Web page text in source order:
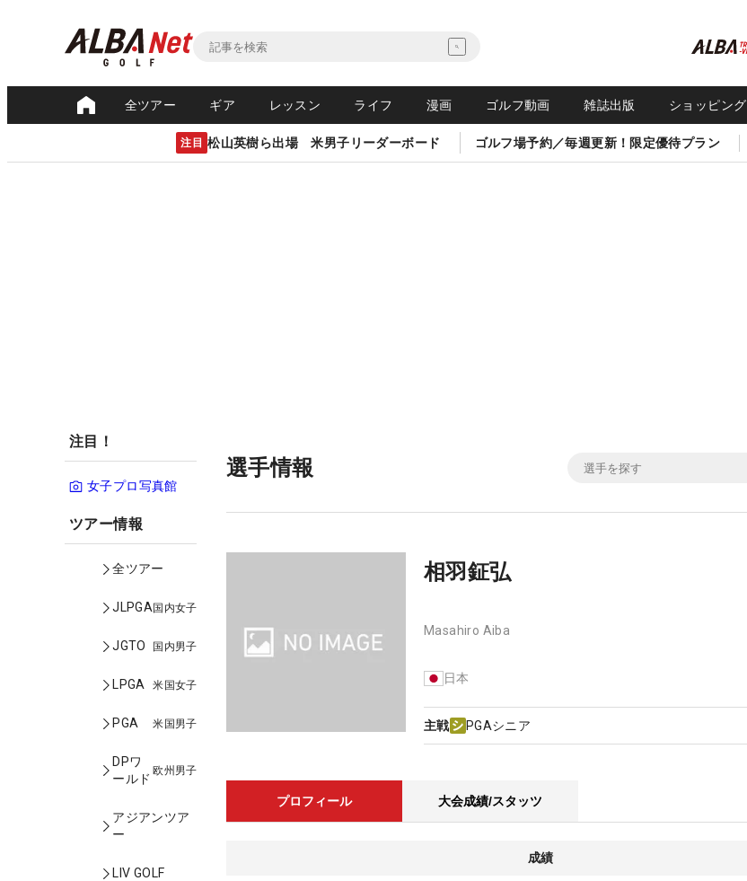
全ツアー ギア レッスン ライフ 漫画 ゴルフ動画 雑誌出版 ショッピング
注目 松山英樹ら出場 米男子リーダーボード ゴルフ場予約／毎週更新！限定優待プラン
注目！
女子プロ写真館
ツアー情報
全ツアー
JLPGA国内女子
JGTO 国内男子
LPGA 米国女子
PGA 米国男子
DPワ
ールド
欧州男子
アジアンツア
ー
LIV GOLF
選手情報
相羽鉦弘
Masahiro Aiba
日本
主戦 PGAシニア
プロフィール 大会成績/スタッツ
成績